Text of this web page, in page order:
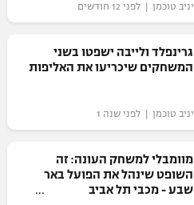
יניב טוכמן | לפני 12 חודשים
גרינפלד ולייבה ישפטו בשני
המשחקים שיכריעו את האליפות
יניב טוכמן | לפני שנה 1
מוומבלי למשחק העונה: זה
השופט שינהל את הפועל באר
שבע - מכבי תל אביב